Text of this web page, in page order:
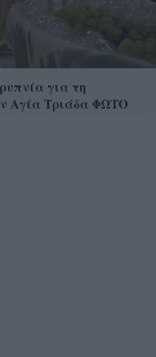
για τη
Αγία Τριάδα ΦΩΤΟ